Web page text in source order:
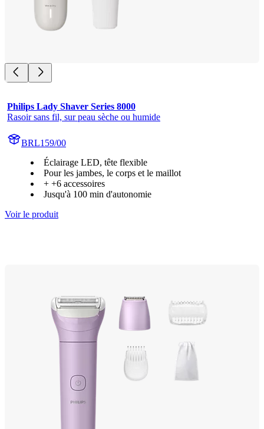
Philips Lady Shaver Series 8000
Rasoir sans fil, sur peau sèche ou humide
BRL159/00
Éclairage LED, tête flexible
Pour les jambes, le corps et le maillot
+ +6 accessoires
Jusqu'à 100 min d'autonomie
Voir le produit